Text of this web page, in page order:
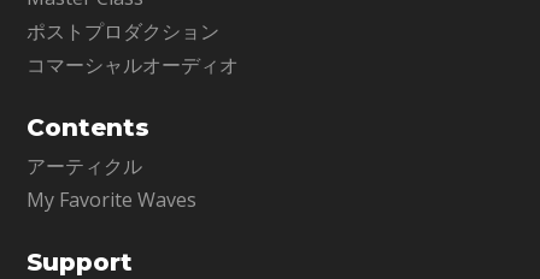
ポストプロダクション
コマーシャルオーディオ
Contents
アーティクル
My Favorite Waves
Support